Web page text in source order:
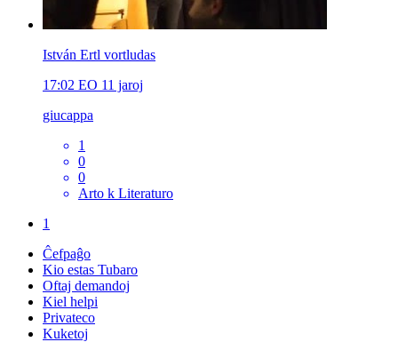
István Ertl vortludas
17:02 EO 11 jaroj
giucappa
1
0
0
Arto k Literaturo
1
Ĉefpaĝo
Kio estas Tubaro
Oftaj demandoj
Kiel helpi
Privateco
Kuketoj